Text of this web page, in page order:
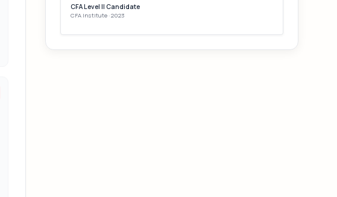
CFA Level II Candidate
CFA Institute · 2023